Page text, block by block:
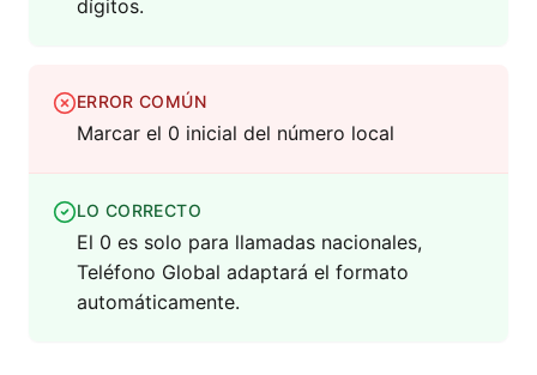
dígitos.
ERROR COMÚN
Marcar el 0 inicial del número local
LO CORRECTO
El 0 es solo para llamadas nacionales,
Teléfono Global adaptará el formato
automáticamente.